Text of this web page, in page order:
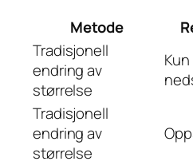
Metode
Tradisjonell
endring av
størrelse
Kun
Tradisjonell
endring av
størrelse